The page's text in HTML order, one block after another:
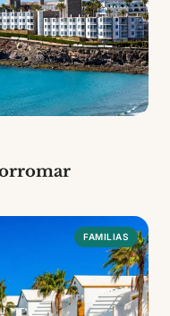
FAMILIAS